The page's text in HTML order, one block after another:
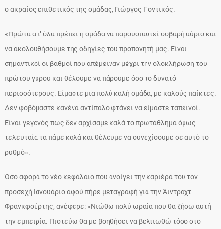
ο ακραίος επιθετικός της ομάδας, Γιώργος Ποντικός.
«Πρώτα απ’ όλα πρέπει η ομάδα να παρουσιαστεί σοβαρή αύριο και
να ακολουθήσουμε της οδηγίες του προπονητή μας. Είναι
σημαντικοί οι βαθμοί που απέμειναν μέχρι την ολοκλήρωση του
πρώτου γύρου και θέλουμε να πάρουμε όσο το δυνατό
περισσότερους. Είμαστε μια πολύ καλή ομάδα, με καλούς παίκτες.
Δεν φοβόμαστε κανένα αντίπαλο φτάνει να είμαστε ταπεινοί.
Είναι γεγονός πως δεν αρχίσαμε καλά το πρωτάθλημα όμως
τελευταία τα πάμε καλά και θέλουμε να συνεχίσουμε σε αυτό το
ρυθμό».
Όσο αφορά το νέο κεφάλαιο που ανοίγει την καριέρα του τον
προσεχή Ιανουάριο αφού πήρε μεταγραφή για την Άιντραχτ
Φρανκφούρτης, ανέφερε: «Νιώθω πολύ ωραία που θα ζήσω αυτή
την εμπειρία. Πιστεύω θα με βοηθήσει να βελτιωθώ τόσο στο